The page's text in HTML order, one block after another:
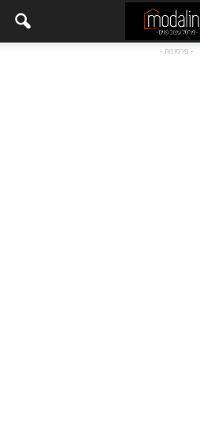
- פרסומת -